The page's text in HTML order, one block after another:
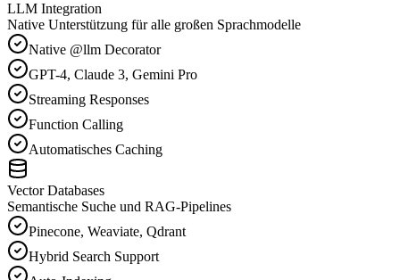
LLM Integration
Native Unterstützung für alle großen Sprachmodelle
Native @llm Decorator
GPT-4, Claude 3, Gemini Pro
Streaming Responses
Function Calling
Automatisches Caching
Vector Databases
Semantische Suche und RAG-Pipelines
Pinecone, Weaviate, Qdrant
Hybrid Search Support